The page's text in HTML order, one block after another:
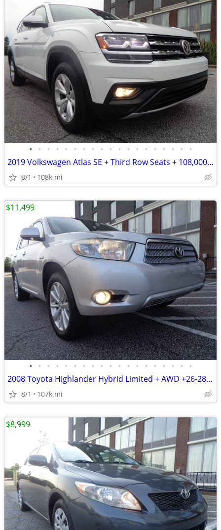
• • • • • • • • • • • • • • • • • • •
2019 Volkswagen Atlas SE + Third Row Seats + 108,000 Miles
8/1 108k mi
• • • • • • • • • • • • • • • • • • •
2008 Toyota Highlander Hybrid Limited + AWD +26-28MPG + 107,000 Miles
8/1 107k mi
$11,499
$8,999